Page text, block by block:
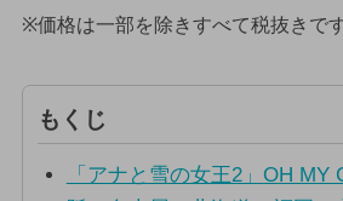
※価格は一部を除きすべて税抜きです
もくじ
「アナと雪の女王2」OH MY